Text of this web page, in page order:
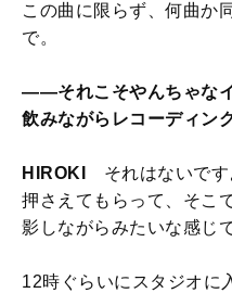
この曲に限らず、何曲か
で。
――それこそやんちゃな
飲みながらレコーディン
HIROKI
それはないです
押さえてもらって、そこ
影しながらみたいな感じ
12時ぐらいにスタジオに